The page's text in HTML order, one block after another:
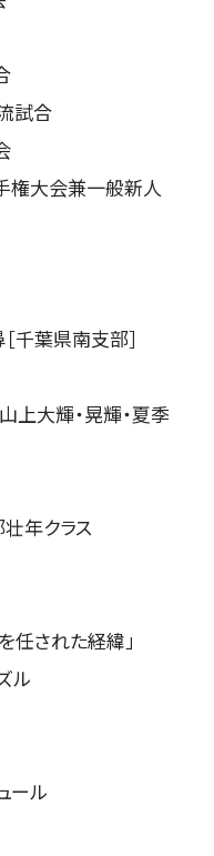
試合
権大会兼一般新人
葉県南支部］
大輝・晃輝・夏季
年クラス
任された経緯」
ル
ール